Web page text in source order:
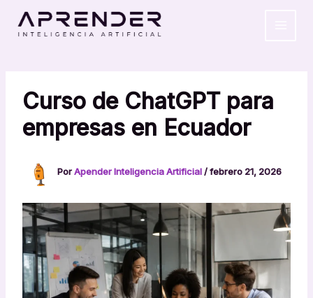
contenido
Curso de ChatGPT para
empresas en Ecuador
PorApender Inteligencia Artificial/febrero 21, 2026